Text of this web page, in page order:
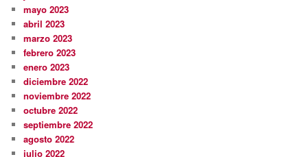
mayo 2023
abril 2023
marzo 2023
febrero 2023
enero 2023
diciembre 2022
noviembre 2022
octubre 2022
septiembre 2022
agosto 2022
julio 2022